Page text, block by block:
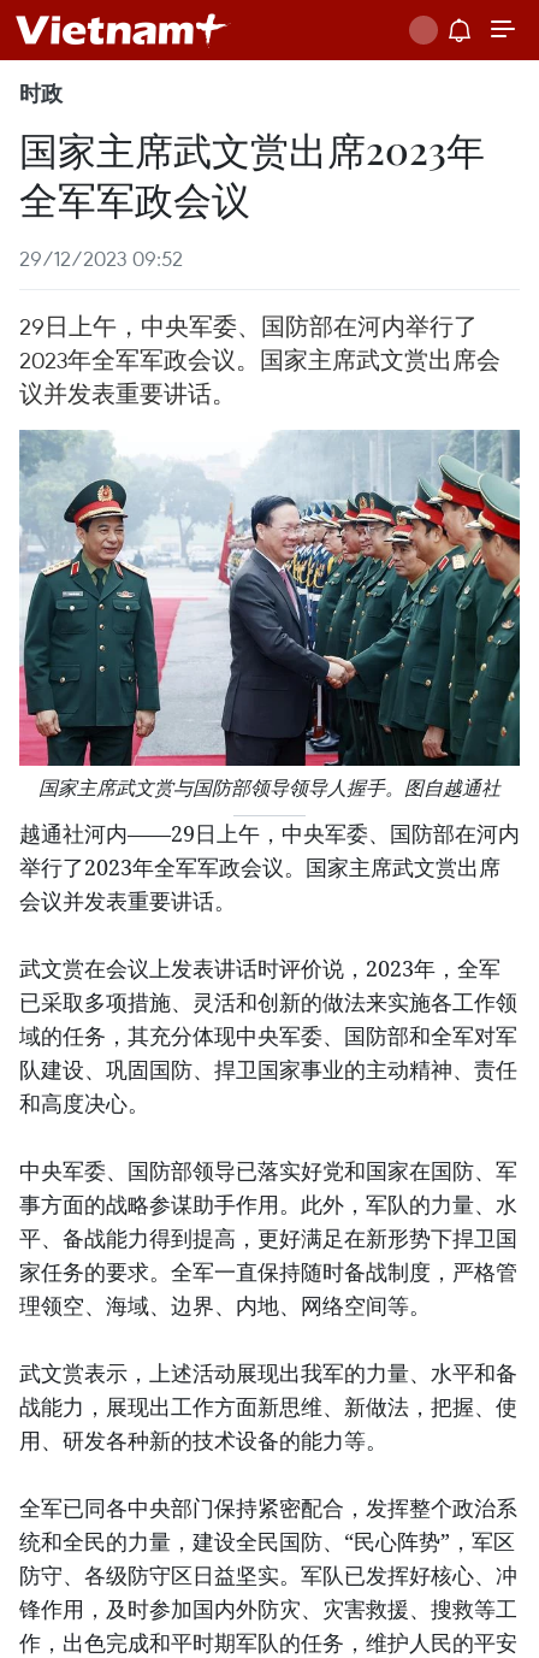
时政
国家主席武文赏出席2023年
全军军政会议
29/12/2023 09:52
29日上午，中央军委、国防部在河内举行了
2023年全军军政会议。国家主席武文赏出席会
议并发表重要讲话。
国家主席武文赏与国防部领导领导人握手。图自越通社
越通社河内——29日上午，中央军委、国防部在河内
举行了2023年全军军政会议。国家主席武文赏出席
会议并发表重要讲话。
武文赏在会议上发表讲话时评价说，2023年，全军
已采取多项措施、灵活和创新的做法来实施各工作领
域的任务，其充分体现中央军委、国防部和全军对军
队建设、巩固国防、捍卫国家事业的主动精神、责任
和高度决心。
中央军委、国防部领导已落实好党和国家在国防、军
事方面的战略参谋助手作用。此外，军队的力量、水
平、备战能力得到提高，更好满足在新形势下捍卫国
家任务的要求。全军一直保持随时备战制度，严格管
理领空、海域、边界、内地、网络空间等。
武文赏表示，上述活动展现出我军的力量、水平和备
战能力，展现出工作方面新思维、新做法，把握、使
用、研发各种新的技术设备的能力等。
全军已同各中央部门保持紧密配合，发挥整个政治系
统和全民的力量，建设全民国防、“民心阵势”，军区
防守、各级防守区日益坚实。军队已发挥好核心、冲
锋作用，及时参加国内外防灾、灾害救援、搜救等工
作，出色完成和平时期军队的任务，维护人民的平安